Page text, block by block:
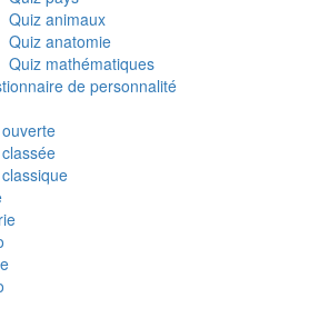
Quiz animaux
Quiz anatomie
Quiz mathématiques
de personnalité